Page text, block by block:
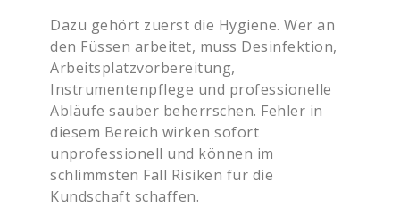
Dazu gehört zuerst die Hygiene. Wer an
den Füssen arbeitet, muss Desinfektion,
Arbeitsplatzvorbereitung,
Instrumentenpflege und professionelle
Abläufe sauber beherrschen. Fehler in
diesem Bereich wirken sofort
unprofessionell und können im
schlimmsten Fall Risiken für die
Kundschaft schaffen.